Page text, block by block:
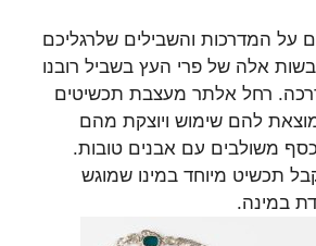
על המדרכות והשבילים שלרגליכם
אלה של פרי העץ בשביל רובנו
רחל אלתר מעצבת תכשיטים
להם שימוש ויוצקת מהם
משולבים עם אבנים טובות.
תכשיט מיוחד במינו שמוגש
במינה.